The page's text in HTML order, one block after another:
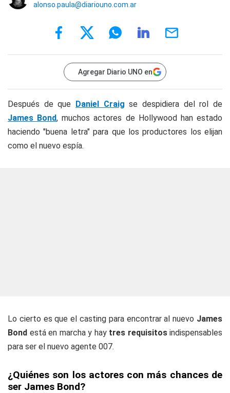
alonso.paula@diariouno.com.ar
Agregar Diario UNO en
Después de que Daniel Craig se despidiera del rol de
James Bond, muchos actores de Hollywood han estado
haciendo "buena letra" para que los productores los elijan
como el nuevo espía.
Lo cierto es que el casting para encontrar al nuevo James
Bond está en marcha y hay tres requisitos indispensables
para ser el nuevo agente 007.
¿Quiénes son los actores con más chances de
ser James Bond?